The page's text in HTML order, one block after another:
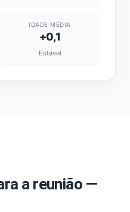
IDADE MÉDIA
+0,1
Estável
a reunião —